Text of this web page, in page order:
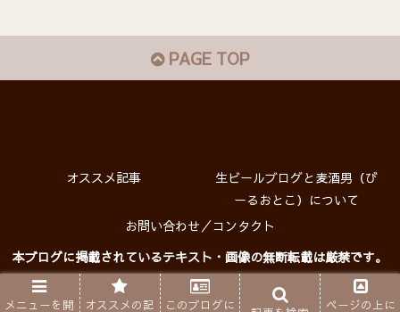
PAGE TOP
オススメ記事
生ビールブログと麦酒男（び
ーるおとこ）について
お問い合わせ／コンタクト
本ブログに掲載されているテキスト・画像の無断転載は厳禁です。
プライバシーポリシー
Copyright © 生ビールブログ All rights reserved.
メニューを開 オススメの記 このブログに ページの上に